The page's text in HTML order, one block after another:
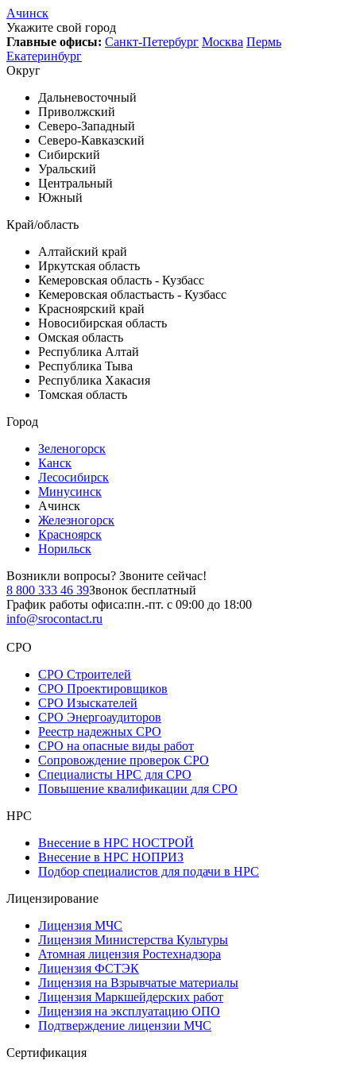
Ачинск
Укажите свой город
Главные офисы: Санкт-Петербург Москва Пермь
Екатеринбург
Округ
Дальневосточный
Приволжский
Северо-Западный
Северо-Кавказский
Сибирский
Уральский
Центральный
Южный
Край/область
Алтайский край
Иркутская область
Кемеровская область - Кузбасс
Кемеровская областьасть - Кузбасс
Красноярский край
Новосибирская область
Омская область
Республика Алтай
Республика Тыва
Республика Хакасия
Томская область
Город
Зеленогорск
Канск
Лесосибирск
Минусинск
Ачинск
Железногорск
Красноярск
Норильск
Возникли вопросы? Звоните сейчас!
8 800 333 46 39Звонок бесплатный
График работы офиса:пн.-пт. с 09:00 до 18:00
info@srocontact.ru
СРО
СРО Строителей
СРО Проектировщиков
СРО Изыскателей
СРО Энергоаудиторов
Реестр надежных СРО
СРО на опасные виды работ
Сопровождение проверок СРО
Специалисты НРС для СРО
Повышение квалификации для СРО
НРС
Внесение в НРС НОСТРОЙ
Внесение в НРС НОПРИЗ
Подбор специалистов для подачи в НРС
Лицензирование
Лицензия МЧС
Лицензия Министерства Культуры
Атомная лицензия Ростехнадзора
Лицензия ФСТЭК
Лицензия на Взрывчатые материалы
Лицензия Маркшейдерских работ
Лицензия на эксплуатацию ОПО
Подтверждение лицензии МЧС
Сертификация